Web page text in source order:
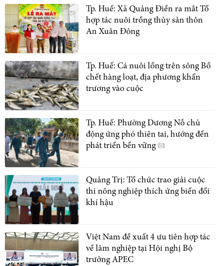
Tp. Huế: Xã Quảng Điền ra mắt Tổ
hợp tác nuôi trồng thủy sản thôn
An Xuân Đông
Tp. Huế: Cá nuôi lồng trên sông Bồ
chết hàng loạt, địa phương khẩn
trương vào cuộc
Tp. Huế: Phường Dương Nỗ chủ
động ứng phó thiên tai, hướng đến
phát triển bền vững
Quảng Trị: Tổ chức trao giải cuộc
thi nông nghiệp thích ứng biến đổi
khí hậu
Việt Nam đề xuất 4 ưu tiên hợp tác
về lâm nghiệp tại Hội nghị Bộ
trưởng APEC